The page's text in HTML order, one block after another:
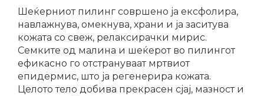
Шеќерниот пилинг совршено ја ексфолира,
навлажнува, омекнува, храни и ја заситува
кожата со свеж, релаксирачки мирис.
Семките од малина и шеќерот во пилингот
ефикасно го отстрануваат мртвиот
епидермис, што ја регенерира кожата.
Целото тело добива прекрасен сјај, мазност и